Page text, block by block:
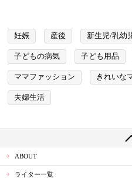
妊娠 産後 新生児/乳幼
子どもの病気 子ども用品
ママファッション きれいな
夫婦生活
ABOUT
ライター一覧